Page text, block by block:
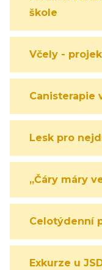
škole
Včely -
Canisterapie
Lesk pro
„Čáry máry
Celotýdenní
Exkurze u